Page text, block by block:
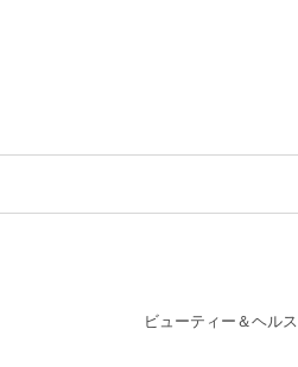
ビューティー＆ヘルス